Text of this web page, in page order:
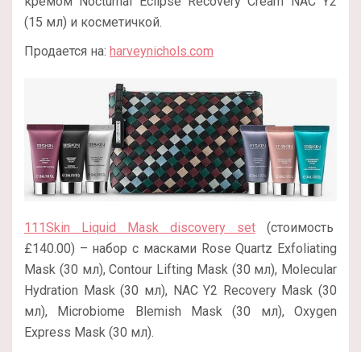
(15 мл) и косметичкой.
Продается на: harveynichols.com
111Skin Liquid Mask discovery set (стоимость
£140.00) – набор с масками Rose Quartz Exfoliating
Mask (30 мл), Contour Lifting Mask (30 мл), Molecular
Hydration Mask (30 мл), NAC Y2 Recovery Mask (30
мл), Microbiome Blemish Mask (30 мл), Oxygen
Express Mask (30 мл).